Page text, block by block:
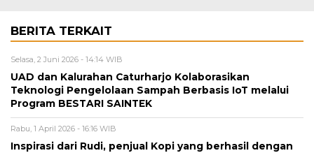
BERITA TERKAIT
Selasa, 2 Juni 2026 - 14:14 WIB
UAD dan Kalurahan Caturharjo Kolaborasikan
Teknologi Pengelolaan Sampah Berbasis IoT melalui
Program BESTARI SAINTEK
Rabu, 1 April 2026 - 16:16 WIB
Inspirasi dari Rudi, penjual Kopi yang berhasil dengan